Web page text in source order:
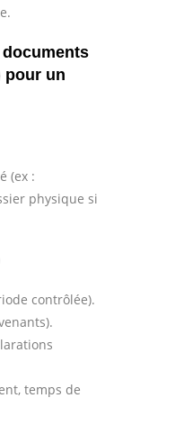
documents
pour un
(ex :
physique si
contrôlée).
temps de